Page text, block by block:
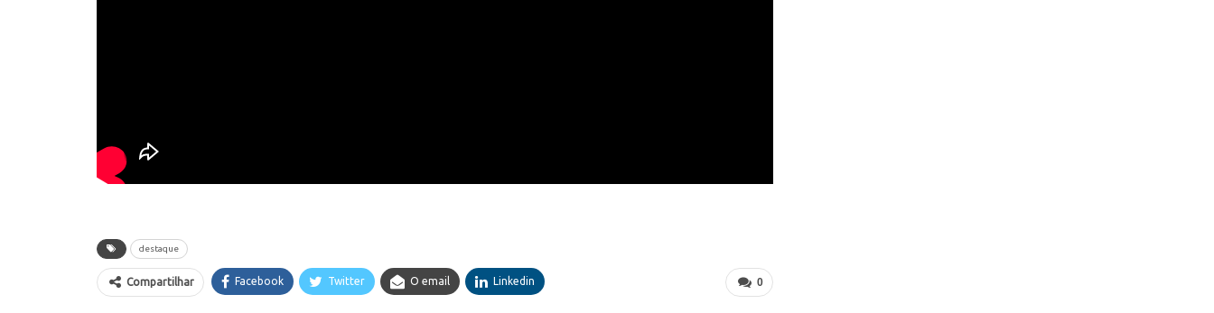
destaque
0
Compartilhar Facebook Twitter O email Linkedin